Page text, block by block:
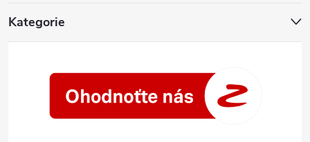
Kategorie